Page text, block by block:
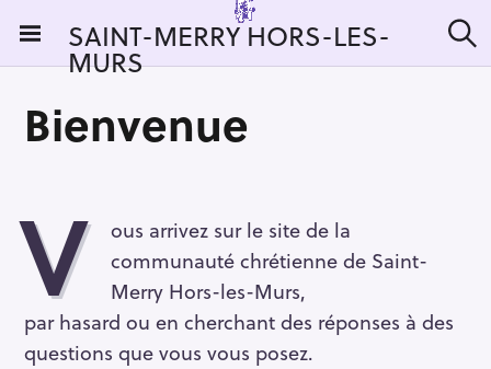
i
SAINT-MERRY HORS-LES-
MURS e
Bienvenue
V
ous arrivez sur le site de la
communauté chrétienne de Saint-
Merry Hors-les-Murs,
par hasard ou en cherchant des réponses à des
questions que vous vous posez.